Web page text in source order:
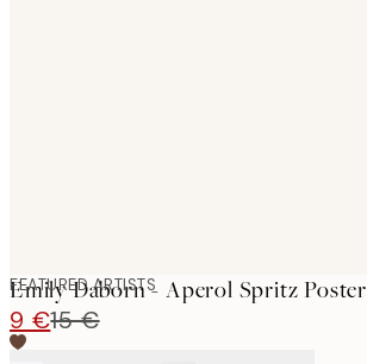
FEATURED ARTISTS
Emily Daborn - Aperol Spritz Poster
9 €15 €